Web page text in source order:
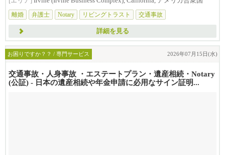
離婚
弁護士 Notary リビングトラスト 交通事故
詳細を見る
お困りですか？？ / 専門サービス 2026年07月15日(水)
交通事故・人身事故 ・エステートプラン・遺産相続・Notary
(公証) - 日本の遺産相続や年金申請に必用なサイン証明...